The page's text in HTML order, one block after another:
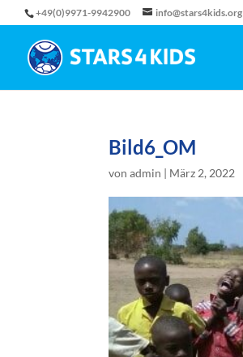
+49(0)9971-9942900 info@stars4kids.org
Bild6_OM
vonadmin | März 2, 2022